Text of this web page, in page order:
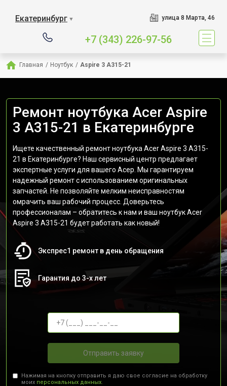
Екатеринбург ▼ улица 8 Марта, 46
+7 (343) 226-97-56
Главная / Ноутбук / Aspire 3 A315-21
Ремонт ноутбука Acer Aspire
3 A315-21 в Екатеринбурге
Ищете качественный ремонт ноутбука Acer Aspire 3 A315-
21 в Екатеринбурге? Наш сервисный центр предлагает
экспертные услуги для вашего Асер. Мы гарантируем
надежный ремонт с использованием оригинальных
запчастей. Не позволяйте мелким неисправностям
омрачить ваш рабочий процесс. Доверьтесь
профессионалам – обратитесь к нам и ваш ноутбук Acer
Aspire 3 A315-21 будет работать как новый!
Экспрес1 ремонт в день обращения
Гарантия до 3-х лет
Отправить заявку
Нажимая на кнопку отправить я даю свое согласие на обработку
моих персональных данных.